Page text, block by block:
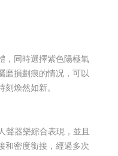
，同時選擇紫色陽極氧
磨損劃痕的情况，可以
煥然如新。
聲器樂綜合表現，並且
和密度銜接，經過多次